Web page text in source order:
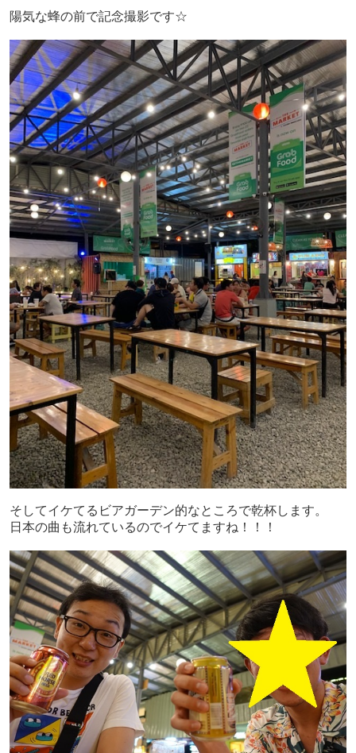
陽気な蜂の前で記念撮影です☆
そしてイケてるビアガーデン的なところで乾杯します。
日本の曲も流れているのでイケてますね！！！